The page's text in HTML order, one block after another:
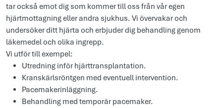
tar också emot dig som kommer till oss från vår egen
hjärtmottagning eller andra sjukhus. Vi övervakar och
undersöker ditt hjärta och erbjuder dig behandling genom
läkemedel och olika ingrepp.
Vi utför till exempel:
Utredning inför hjärttransplantation.
Kranskärlsröntgen med eventuell intervention.
Pacemakerinläggning.
Behandling med temporär pacemaker.